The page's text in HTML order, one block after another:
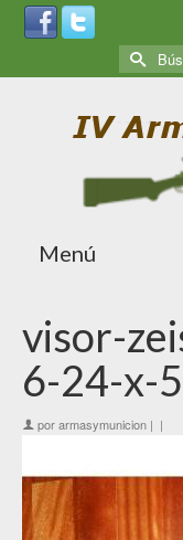
Menú
visor-
6-24-x-
porarmasymunicion | |